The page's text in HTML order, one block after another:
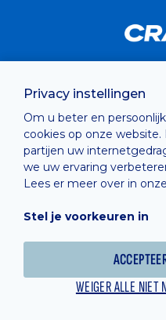
Privacy instellingen
Om u beter en
cookies op onze
partijen uw
we uw ervaring
Lees er meer over in onze
Stel je voorkeuren in
WEIGER ALLE NIET